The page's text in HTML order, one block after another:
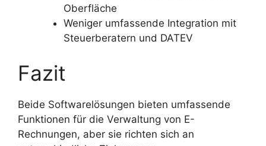
Oberfläche
Weniger umfassende Integration mit
Steuerberatern und DATEV
Fazit
Beide Softwarelösungen bieten umfassende
Funktionen für die Verwaltung von E-
Rechnungen, aber sie richten sich an